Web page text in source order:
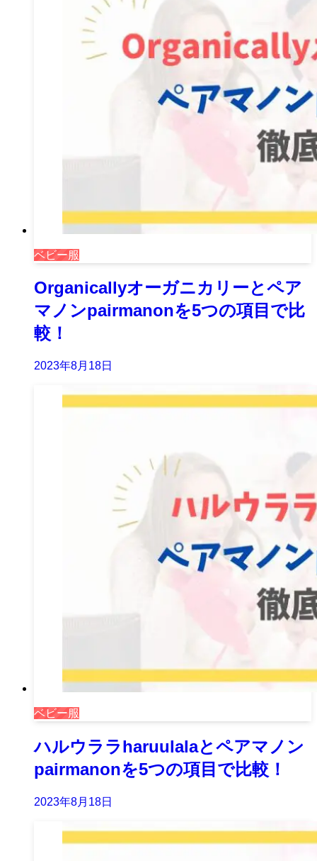
ベビー服
Organicallyオーガニカリーとペア
マノンpairmanonを5つの項目で比
較！
2023年8月18日
ベビー服
ハルウララharuulalaとペアマノン
pairmanonを5つの項目で比較！
2023年8月18日